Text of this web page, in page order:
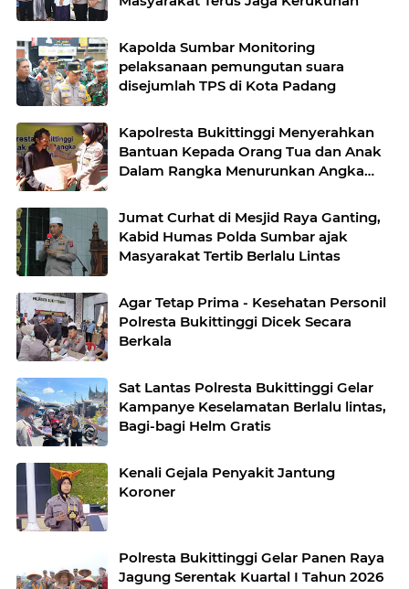
Kapolda Sumbar Monitoring
pelaksanaan pemungutan suara
disejumlah TPS di Kota Padang
Kapolresta Bukittinggi Menyerahkan
Bantuan Kepada Orang Tua dan Anak
Dalam Rangka Menurunkan Angka
Jumat Curhat di Mesjid Raya Ganting,
Kabid Humas Polda Sumbar ajak
Masyarakat Tertib Berlalu Lintas
Agar Tetap Prima - Kesehatan Personil
Polresta Bukittinggi Dicek Secara
Berkala
Sat Lantas Polresta Bukittinggi Gelar
Kampanye Keselamatan Berlalu lintas,
Bagi-bagi Helm Gratis
Kenali Gejala Penyakit Jantung
Koroner
Polresta Bukittinggi Gelar Panen Raya
Jagung Serentak Kuartal I Tahun 2026